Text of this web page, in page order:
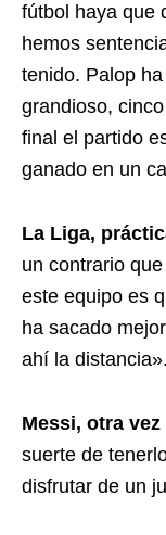
fútbol haya que
hemos
tenido. Palop
grandioso,
final el partido
ganado en un
La Liga,
un contrario
este equipo es
ha sacado
ahí la distancia».
Messi, otra
suerte de
disfrutar de un